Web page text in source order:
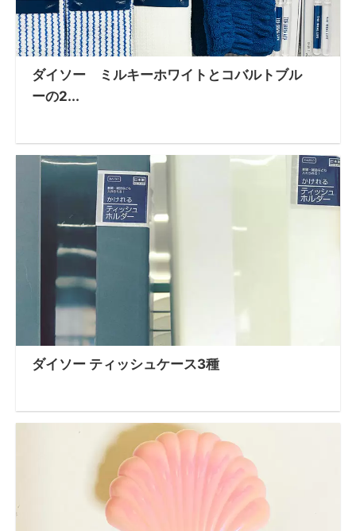
ダイソー ミルキーホワイトとコバルトブル
ーの2...
ダイソー ティッシュケース3種